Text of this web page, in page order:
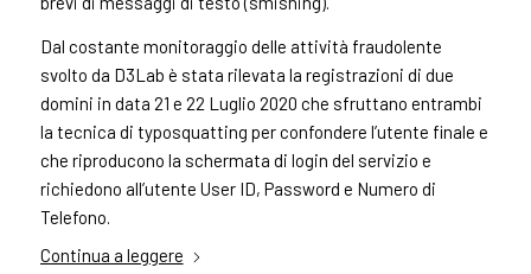
Dal costante monitoraggio delle attività fraudolente
svolto da D3Lab è stata rilevata la registrazioni di due
domini in data 21 e 22 Luglio 2020 che sfruttano entrambi
la tecnica di typosquatting per confondere l’utente finale e
che riproducono la schermata di login del servizio e
richiedono all’utente User ID, Password e Numero di
Telefono.
Continua a leggere